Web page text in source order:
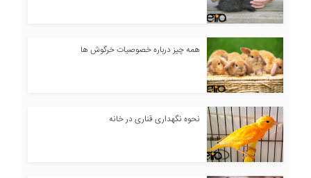
همه چیز درباره خصوصیات خرگوش ها
نحوه نگهداری قناری در خانه